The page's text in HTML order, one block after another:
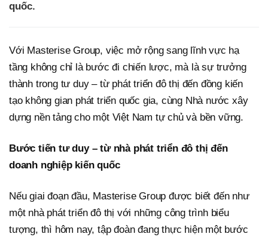
quốc.
Với Masterise Group, việc mở rộng sang lĩnh vực hạ
tầng không chỉ là bước đi chiến lược, mà là sự trưởng
thành trong tư duy – từ phát triển đô thị đến đồng kiến
tạo không gian phát triển quốc gia, cùng Nhà nước xây
dựng nền tảng cho một Việt Nam tự chủ và bền vững.
Bước tiến tư duy – từ nhà phát triển đô thị đến
doanh nghiệp kiến quốc
Nếu giai đoạn đầu, Masterise Group được biết đến như
một nhà phát triển đô thị với những công trình biểu
tượng, thì hôm nay, tập đoàn đang thực hiện một bước